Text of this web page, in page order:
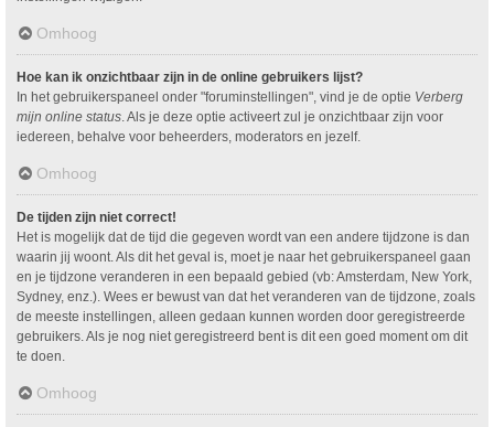
Omhoog
Hoe kan ik onzichtbaar zijn in de online gebruikers lijst?
In het gebruikerspaneel onder "foruminstellingen", vind je de optie Verberg
mijn online status . Als je deze optie activeert zul je onzichtbaar zijn voor
iedereen, behalve voor beheerders, moderators en jezelf.
Omhoog
De tijden zijn niet correct!
Het is mogelijk dat de tijd die gegeven wordt van een andere tijdzone is dan
waarin jij woont. Als dit het geval is, moet je naar het gebruikerspaneel gaan
en je tijdzone veranderen in een bepaald gebied (vb: Amsterdam, New York,
Sydney, enz.). Wees er bewust van dat het veranderen van de tijdzone, zoals
de meeste instellingen, alleen gedaan kunnen worden door geregistreerde
gebruikers. Als je nog niet geregistreerd bent is dit een goed moment om dit
te doen.
Omhoog